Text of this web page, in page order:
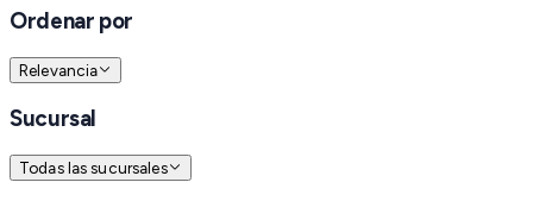
Ordenar por
Relevancia
Sucursal
Todas las sucursales